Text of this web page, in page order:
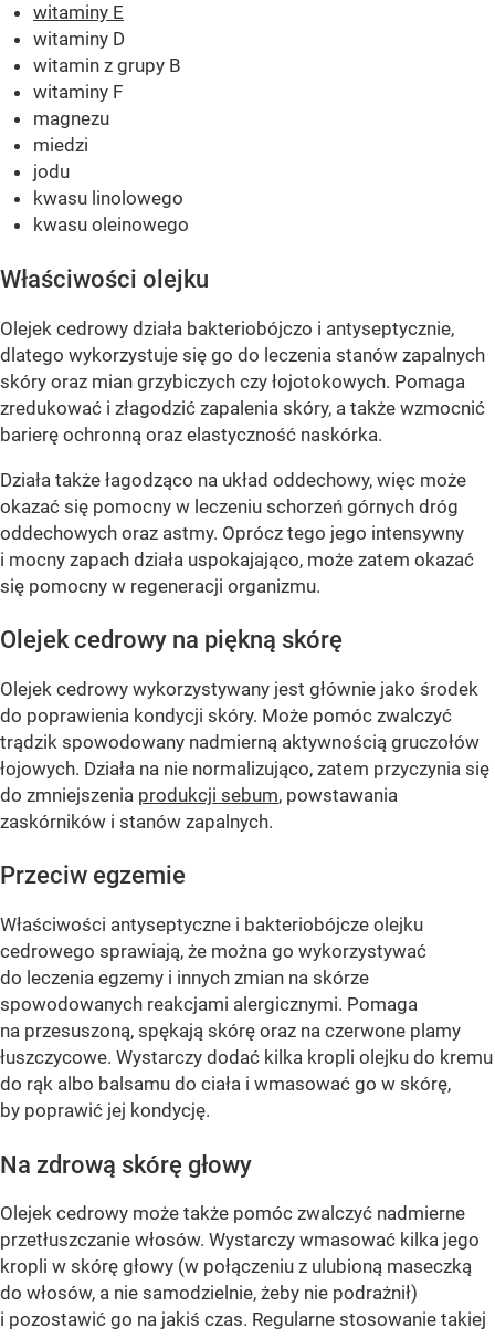
witaminy E
witaminy D
witamin z grupy B
witaminy F
magnezu
miedzi
jodu
kwasu linolowego
kwasu oleinowego
Właściwości olejku
Olejek cedrowy działa bakteriobójczo i antyseptycznie,
dlatego wykorzystuje się go do leczenia stanów zapalnych
skóry oraz mian grzybiczych czy łojotokowych. Pomaga
zredukować i złagodzić zapalenia skóry, a także wzmocnić
barierę ochronną oraz elastyczność naskórka.
Działa także łagodząco na układ oddechowy, więc może
okazać się pomocny w leczeniu schorzeń górnych dróg
oddechowych oraz astmy. Oprócz tego jego intensywny
i mocny zapach działa uspokajająco, może zatem okazać
się pomocny w regeneracji organizmu.
Olejek cedrowy na piękną skórę
Olejek cedrowy wykorzystywany jest głównie jako środek
do poprawienia kondycji skóry. Może pomóc zwalczyć
trądzik spowodowany nadmierną aktywnością gruczołów
łojowych. Działa na nie normalizująco, zatem przyczynia się
do zmniejszenia produkcji sebum, powstawania
zaskórników i stanów zapalnych.
Przeciw egzemie
Właściwości antyseptyczne i bakteriobójcze olejku
cedrowego sprawiają, że można go wykorzystywać
do leczenia egzemy i innych zmian na skórze
spowodowanych reakcjami alergicznymi. Pomaga
na przesuszoną, spękają skórę oraz na czerwone plamy
łuszczycowe. Wystarczy dodać kilka kropli olejku do kremu
do rąk albo balsamu do ciała i wmasować go w skórę,
by poprawić jej kondycję.
Na zdrową skórę głowy
Olejek cedrowy może także pomóc zwalczyć nadmierne
przetłuszczanie włosów. Wystarczy wmasować kilka jego
kropli w skórę głowy (w połączeniu z ulubioną maseczką
do włosów, a nie samodzielnie, żeby nie podrażnił)
i pozostawić go na jakiś czas. Regularne stosowanie takiej